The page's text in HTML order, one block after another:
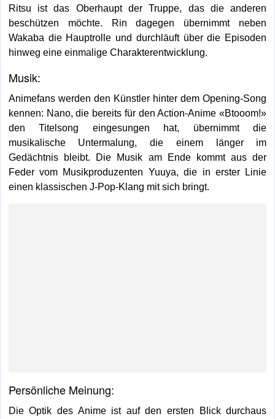
Ritsu ist das Oberhaupt der Truppe, das die anderen
beschützen möchte. Rin dagegen übernimmt neben
Wakaba die Hauptrolle und durchläuft über die Episoden
hinweg eine einmalige Charakterentwicklung.
Musik:
Animefans werden den Künstler hinter dem Opening-Song
kennen: Nano, die bereits für den Action-Anime «Btooom!»
den Titelsong eingesungen hat, übernimmt die
musikalische Untermalung, die einem länger im
Gedächtnis bleibt. Die Musik am Ende kommt aus der
Feder vom Musikproduzenten Yuuya, die in erster Linie
einen klassischen J-Pop-Klang mit sich bringt.
Persönliche Meinung:
Die Optik des Anime ist auf den ersten Blick durchaus